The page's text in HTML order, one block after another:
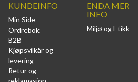
KUNDEINFO
Min Side
Ordrebok
B2B
Kjøpsvilkår og
levering
Retur og
ENDA MER
INFO
Miljø og Etikk